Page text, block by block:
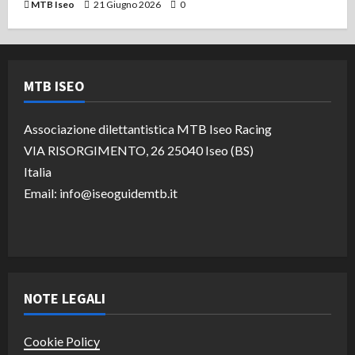
MTB Iseo 21 Giugno 2026 0
MTB ISEO
Associazione dilettantistica MTB Iseo Racing
VIA RISORGIMENTO, 26 25040 Iseo (BS)
Italia
Email: info@iseoguidemtb.it
NOTE LEGALI
Cookie Policy